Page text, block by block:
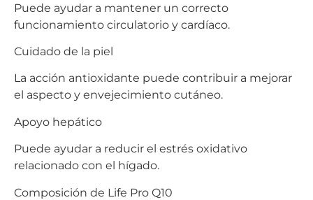
Puede ayudar a mantener un correcto
funcionamiento circulatorio y cardíaco.
Cuidado de la piel
La acción antioxidante puede contribuir a mejorar
el aspecto y envejecimiento cutáneo.
Apoyo hepático
Puede ayudar a reducir el estrés oxidativo
relacionado con el hígado.
Composición de Life Pro Q10